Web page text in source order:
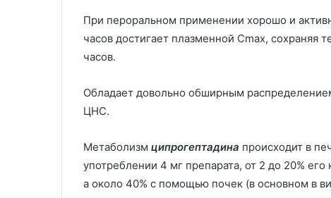
При пероральном применении хорошо и
часов достигает плазменной Cmax, сохраняя
часов.
Обладает довольно обширным
ЦНС.
Метаболизм ципрогептадина происходит в
употреблении 4 мг препарата, от 2 до 20%
а около 40% с помощью почек (в основном в